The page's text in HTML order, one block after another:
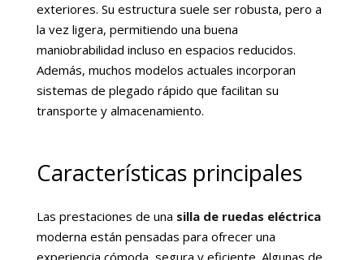
exteriores. Su estructura suele ser robusta, pero a
la vez ligera, permitiendo una buena
maniobrabilidad incluso en espacios reducidos.
Además, muchos modelos actuales incorporan
sistemas de plegado rápido que facilitan su
transporte y almacenamiento.
Características principales
Las prestaciones de una silla de ruedas eléctrica
moderna están pensadas para ofrecer una
experiencia cómoda, segura y eficiente. Algunas de